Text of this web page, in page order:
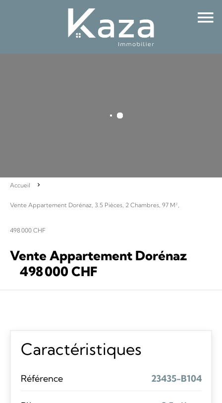
Accueil
Vente Appartement Dorénaz, 3.5 Pièces, 2 Chambres, 97 M²,
498 000 CHF
Vente Appartement Dorénaz
498 000 CHF
Caractéristiques
Référence 23435-B104